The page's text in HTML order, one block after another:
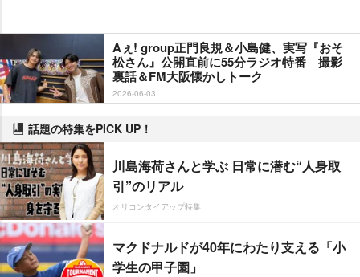
Aぇ! group正門良規＆小島健、実写『おそ
松さん』公開直前に55分ラジオ特番 撮影
裏話＆FM大阪懐かしトーク
2026-06-03
話題の特集をPICK UP！
川島海荷さんと学ぶ 日常に潜む“人身取
引”のリアル
オリコンタイアップ特集
マクドナルドが40年にわたり支える「小
学生の甲子園」